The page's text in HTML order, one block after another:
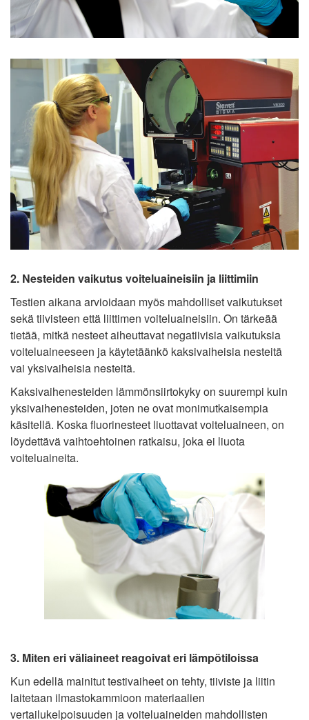
2. Nesteiden vaikutus voiteluaineisiin ja liittimiin
Testien aikana arvioidaan myös mahdolliset vaikutukset
sekä tiivisteen että liittimen voiteluaineisiin. On tärkeää
tietää, mitkä nesteet aiheuttavat negatiivisia vaikutuksia
voiteluaineeseen ja käytetäänkö kaksivaiheisia nesteitä
vai yksivaiheisia nesteitä.
Kaksivaihenesteiden lämmönsiirtokyky on suurempi kuin
yksivaihenesteiden, joten ne ovat monimutkaisempia
käsitellä. Koska fluorinesteet liuottavat voiteluaineen, on
löydettävä vaihtoehtoinen ratkaisu, joka ei liuota
voiteluaineita.
3. Miten eri väliaineet reagoivat eri lämpötiloissa
Kun edellä mainitut testivaiheet on tehty, tiiviste ja liitin
laitetaan ilmastokammioon materiaalien
vertailukelpoisuuden ja voiteluaineiden mahdollisten